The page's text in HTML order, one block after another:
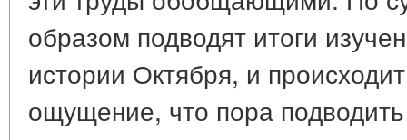
образом подводят итоги
истории Октября, и
ощущение, что пора